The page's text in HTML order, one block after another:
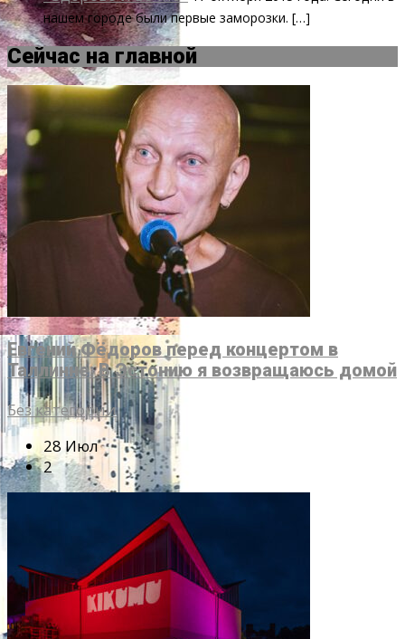
нашем городе были первые заморозки. […]
Сейчас на главной
Евгений Фёдоров перед концертом в
Таллинне: В Эстонию я возвращаюсь домой
Без категории
28 Июл
2